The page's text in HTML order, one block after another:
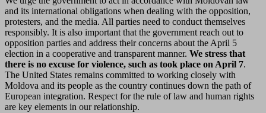
and its international obligations when dealing with the opposition,
protesters, and the media. All parties need to conduct themselves
responsibly. It is also important that the government reach out to
opposition parties and address their concerns about the April 5
election in a cooperative and transparent manner. We stress that
there is no excuse for violence, such as took place on April 7.
The United States remains committed to working closely with
Moldova and its people as the country continues down the path of
European integration. Respect for the rule of law and human rights
are key elements in our relationship.